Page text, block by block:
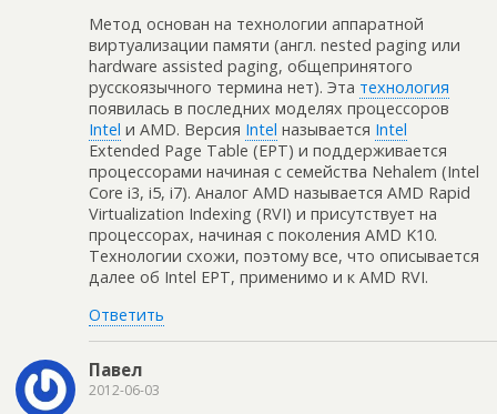
Метод основан на технологии аппаратной
виртуализации памяти (англ. nested paging или
hardware assisted paging, общепринятого
русскоязычного термина нет). Эта технология
появилась в последних моделях процессоров
Intel и AMD. Версия Intel называется Intel
Extended Page Table (EPT) и поддерживается
процессорами начиная с семейства Nehalem (Intel
Core i3, i5, i7). Аналог AMD называется AMD Rapid
Virtualization Indexing (RVI) и присутствует на
процессорах, начиная с поколения AMD K10.
Технологии схожи, поэтому все, что описывается
далее об Intel EPT, применимо и к AMD RVI.
Ответить
Павел
2012-06-03